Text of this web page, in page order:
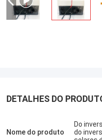
Eu sou satisfeito muito com os
DETALHES DO
Nome do produto
Do
do